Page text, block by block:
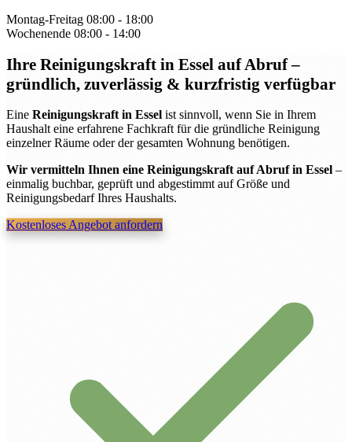
Montag-Freitag 08:00 - 18:00
Wochenende 08:00 - 14:00
Ihre Reinigungskraft in Essel auf Abruf–
gründlich, zuverlässig & kurzfristig verfügbar
Eine Reinigungskraft in Essel ist sinnvoll, wenn Sie in Ihrem
Haushalt eine erfahrene Fachkraft für die gründliche Reinigung
einzelner Räume oder der gesamten Wohnung benötigen.
Wir vermitteln Ihnen eine Reinigungskraft auf Abruf in Essel –
einmalig buchbar, geprüft und abgestimmt auf Größe und
Reinigungsbedarf Ihres Haushalts.
Kostenloses Angebot anfordern